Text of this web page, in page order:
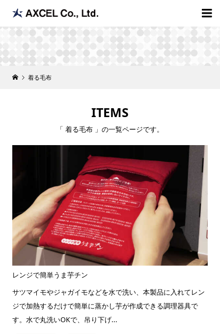

着る毛布
ITEMS
「 着る毛布 」の一覧ページです。
レンジで簡単うま芋チン
サツマイモやジャガイモなどを水で洗い、本製品に入れてレン
ジで加熱するだけで簡単に蒸かし芋が作成できる調理器具で
す。水で丸洗いOKで、吊り下げ...